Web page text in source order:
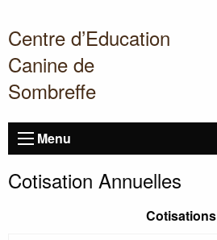
Centre d’Education
Canine de
Sombreffe
Menu
Cotisation Annuelles
Cotisations